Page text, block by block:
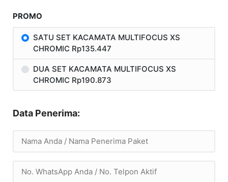
PROMO
SATU SET KACAMATA MULTIFOCUS XS
CHROMIC Rp135.447
DUA SET KACAMATA MULTIFOCUS XS
CHROMIC Rp190.873
Data Penerima: